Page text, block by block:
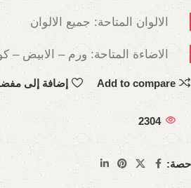
الالوان المتاحة: جميع الالوان
الاضاءة المتاحة: ورم – الابيض –
Add to compare إضافة إلى
2304
حصة: